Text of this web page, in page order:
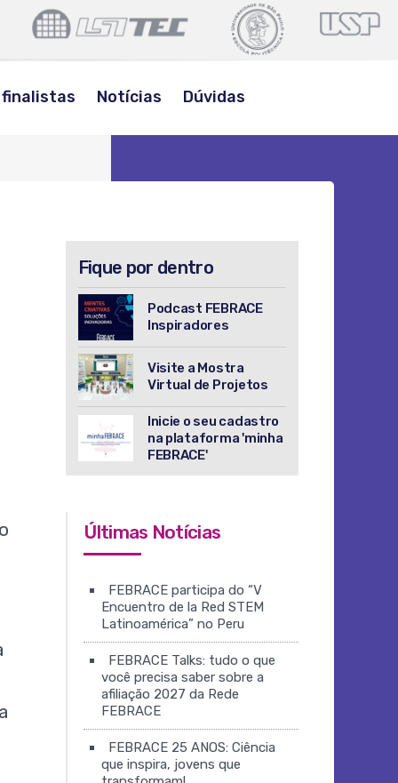
LSITEC USP
finalistas Notícias Dúvidas
Fique por dentro
Podcast FEBRACE
Inspiradores
Visite a Mostra
Virtual de Projetos
Inicie o seu cadastro
na plataforma 'minha
FEBRACE'
Últimas Notícias
FEBRACE participa do “V
Encuentro de la Red STEM
Latinoamérica” no Peru
FEBRACE Talks: tudo o que
você precisa saber sobre a
afiliação 2027 da Rede
FEBRACE
FEBRACE 25 ANOS: Ciência
que inspira, jovens que